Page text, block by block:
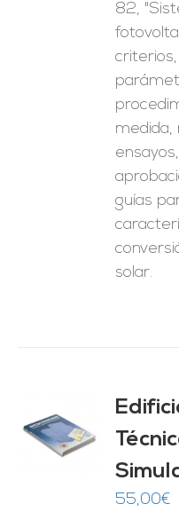
82,
medida,
guías
solar.
55,00€